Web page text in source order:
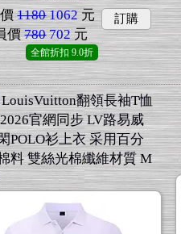
11801062元
價 780702 元
訂購
全館折扣 9.0折
LouisVuitton翻領長袖T恤
官網同步 LV路易威
POLO衫上衣 采用百分
料 雙絲光棉纖維材質 M